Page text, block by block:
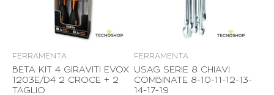
FERRAMENTA
BETA KIT 4 GIRAVITI EVOX
1203E/D4 2 CROCE + 2
TAGLIO
FERRAMENTA
USAG SERIE 8 CHIAVI
COMBINATE 8-10-11-12-13-
14-17-19